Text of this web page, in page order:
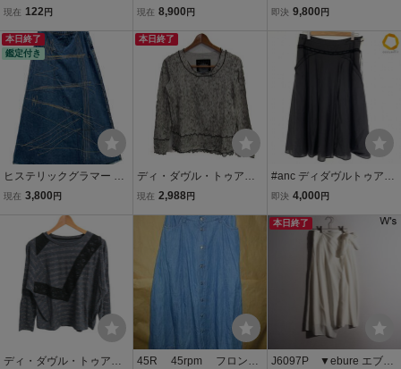
errys バーバリー デニムス
有 裏地チェック柄 コット
ン サイズ40 インディゴ
現在 122 円
y &RC カレンソロジー▼
ツ インディゴ 38/w76 CL
02501ER ワイドパンツ
ジーンズ シーズンレ
現在 8,900 円
ィム ガゼット リネン マー
ロングスカート 38 9号
即決 9,800 円
本日終了
鑑定付き
ヒステリックグラマー HY
STERIC GLAMOUR ヴィ
ロング ステッチデザイン
裾フリンジ インディゴブ
ルー size FREE
現在 3,800 円
本日終了
ディ・ダヴル・トゥアー
ル カットソー シャツ 長袖
レディース 40サイズ ブラ
ック×ホワイト dw2R
現在 2,988円
#anc ディダヴルトゥアー
ル Dw2R スカート 38 黒
[971468]
即決 4,000 円
ディ・ダヴル・トゥアー
45R 45rpm フロント
本日終了
J6097P ▼ebure エブー